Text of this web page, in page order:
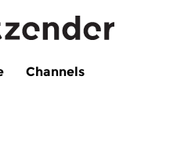
Channels